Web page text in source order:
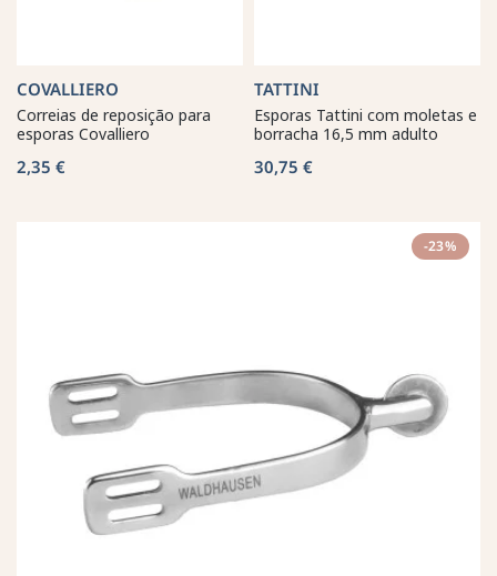
COVALLIERO
Correias de reposição para
esporas Covalliero
2,35 €
TATTINI
Esporas Tattini com moletas e
borracha 16,5 mm adulto
30,75 €
-23%